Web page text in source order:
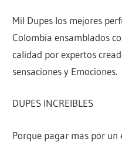
Mil Dupes los mejores
Colombia ensamblados
calidad por expertos
sensaciones y Emociones.
DUPES INCREIBLES
Porque pagar mas por